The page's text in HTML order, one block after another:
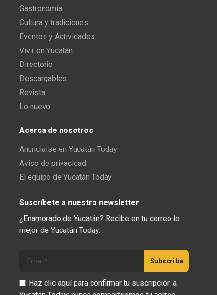
Gastronomía
Cultura y tradiciones
Eventos y Actividades
Vivir en Yucatán
Directorio
Descargables
Revista
Lo nuevo
Acerca de nosotros
Anunciarse en Yucatán Today
Aviso de privacidad
El equipo de Yucatán Today
Suscríbete a nuestro newsletter
¿Enamorado de Yucatán? Recibe en tu correo lo
mejor de Yucatán Today.
Haz clic aquí para confirmar tu suscripción a